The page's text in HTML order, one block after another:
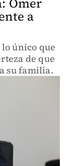
a
único que
de que
su familia.